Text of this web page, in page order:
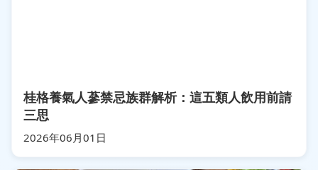
桂格養氣人蔘禁忌族群解析：這五類人飲用前請
三思
2026年06月01日